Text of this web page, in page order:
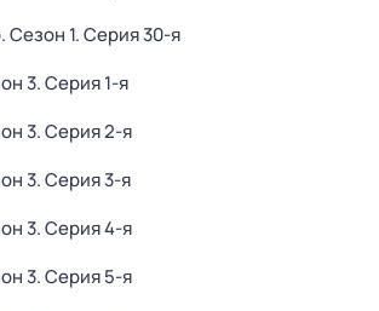
. Сезон 1. Серия 30-я
3. Серия 1-я
3. Серия 2-я
3. Серия 3-я
3. Серия 4-я
3. Серия 5-я